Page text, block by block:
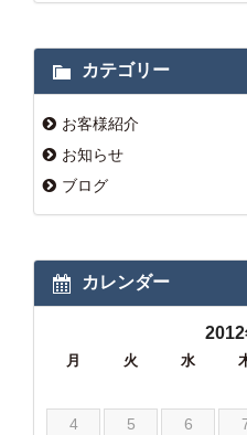
カテゴリー
お客様紹介
お知らせ
ブログ
カレンダー
2012
月 火 水
4
5 6